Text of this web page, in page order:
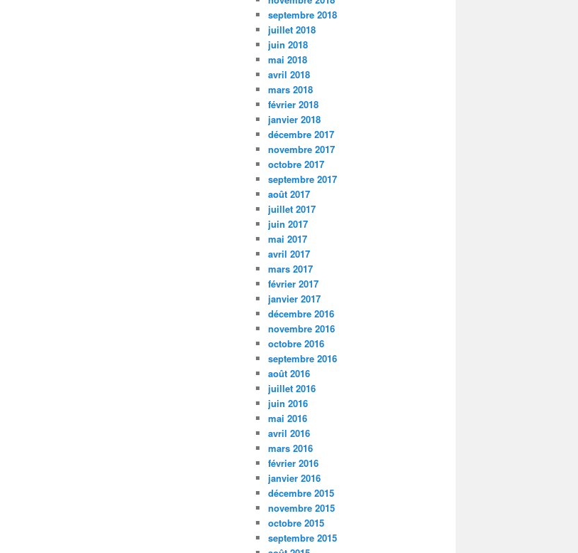
septembre 2018
juillet 2018
juin 2018
mai 2018
avril 2018
mars 2018
février 2018
janvier 2018
décembre 2017
novembre 2017
octobre 2017
septembre 2017
août 2017
juillet 2017
juin 2017
mai 2017
avril 2017
mars 2017
février 2017
janvier 2017
décembre 2016
novembre 2016
octobre 2016
septembre 2016
août 2016
juillet 2016
juin 2016
mai 2016
avril 2016
mars 2016
février 2016
janvier 2016
décembre 2015
novembre 2015
octobre 2015
septembre 2015